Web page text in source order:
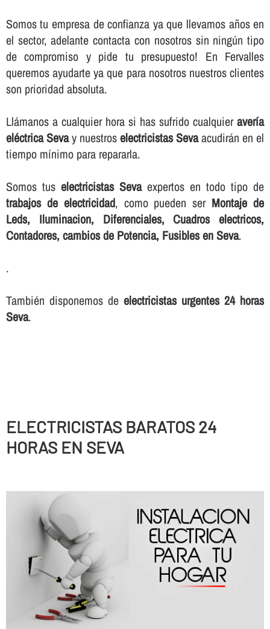
Somos tu empresa de confianza ya que llevamos años en
el sector, adelante contacta con nosotros sin ningún tipo
de compromiso y pide tu presupuesto! En Fervalles
queremos ayudarte ya que para nosotros nuestros clientes
son prioridad absoluta.
Llámanos a cualquier hora si has sufrido cualquieraverí­a
eléctrica Sevay nuestroselectricistas Sevaacudirán en el
tiempo mí­nimo para repararla.
Somos tus electricistas Sevaexpertos en todo tipo de
trabajos de electricidad, como pueden ser Montaje de
Leds, Iluminacion, Diferenciales, Cuadros electricos,
Contadores, cambios de Potencia, Fusibles en Seva.
.
También disponemos de electricistas urgentes 24 horas
Seva.
ELECTRICISTAS BARATOS 24
HORAS EN SEVA